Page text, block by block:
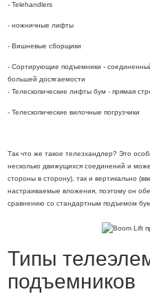
- Telehandlers
- ножничные лифты
- Вишневые сборщики
- Сортирующие подъемники -
большей досягаемости
- Телескопические лифты бум - прямая
- Телескопические вилочные погрузчики
Так что же такое телезхандлер? Это
несколько движущихся соединений и
стороны в сторону), так и вертикально
настраиваемые вложения, поэтому он
сравнению со стандартным подъемом
Типы
подъемников